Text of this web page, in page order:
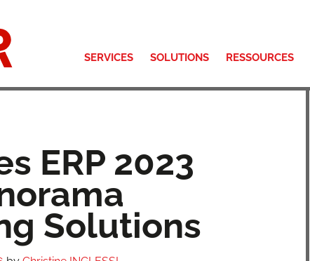
SERVICES SOLUTIONS RESSOURCES
ERP 2023
Solutions